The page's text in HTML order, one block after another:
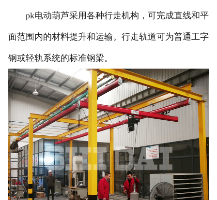
企业文化
pk电动葫芦采用各种行走机构，可完成直线和平
面范围内的材料提升和运输。行走轨道可为普通工字
钢或轻轨系统的标准钢梁。